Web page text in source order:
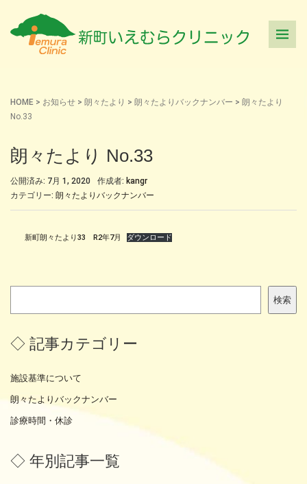
HOME > お知らせ > 朗々たより > 朗々たよりバックナンバー > 朗々たより
No.33
朗々たより No.33
公開済み: 7月 1, 2020 作成者: kangr
カテゴリー: 朗々たよりバックナンバー
新町朗々たより33 R2年7月 ダウンロード
検索
◇ 記事カテゴリー
施設基準について
朗々たよりバックナンバー
診療時間・休診
◇ 年別記事一覧